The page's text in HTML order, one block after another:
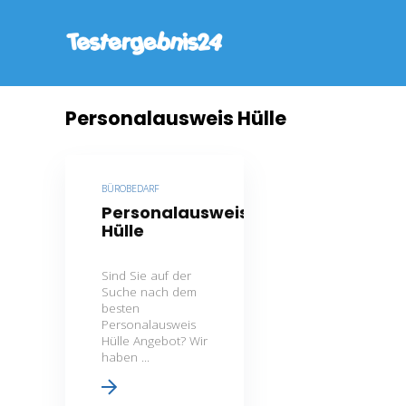
Personalausweis Hülle
BÜROBEDARF
Personalausweis
Hülle
Sind Sie auf der
Suche nach dem
besten
Personalausweis
Hülle Angebot? Wir
haben ...